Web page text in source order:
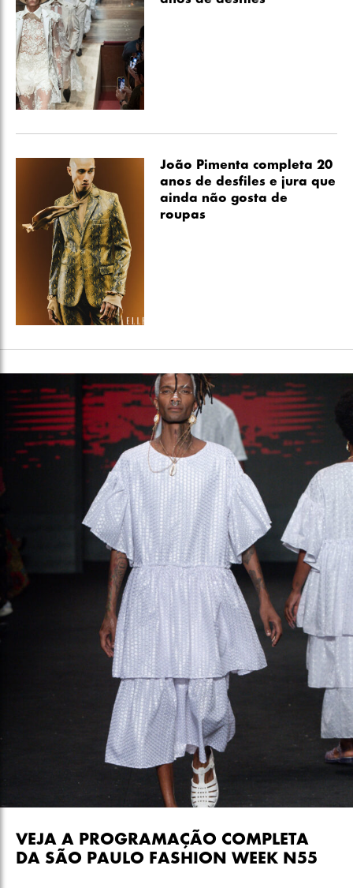
João Pimenta completa 20
anos de desfiles e jura que
ainda não gosta de
roupas
VEJA A PROGRAMAÇÃO COMPLETA
DA SÃO PAULO FASHION WEEK N55